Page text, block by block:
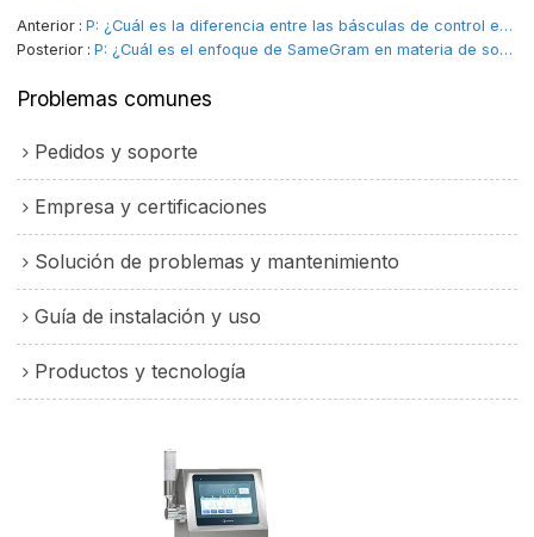
Anterior
P: ¿Cuál es la diferencia entre las básculas de control estáticas y dinámicas?
Posterior
P: ¿Cuál es el enfoque de SameGram en materia de sostenibilidad y responsabilidad corporativa?
Problemas comunes
Pedidos y soporte
Empresa y certificaciones
Solución de problemas y mantenimiento
Guía de instalación y uso
Productos y tecnología